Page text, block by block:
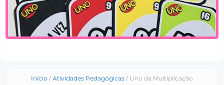
Início / Atividades Pedagógicas / Uno da Multiplicação